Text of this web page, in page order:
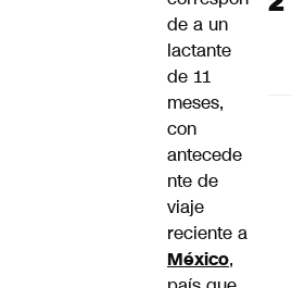
de a un
lactante
de 11
meses,
con
antecede
nte de
viaje
reciente a
México,